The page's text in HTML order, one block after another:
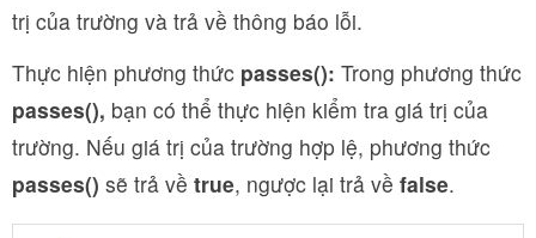
trị của trường và trả về thông báo lỗi.
Thực hiện phương thức passes(): Trong phương thức
passes(), bạn có thể thực hiện kiểm tra giá trị của
trường. Nếu giá trị của trường hợp lệ, phương thức
passes() sẽ trả về true, ngược lại trả về false.